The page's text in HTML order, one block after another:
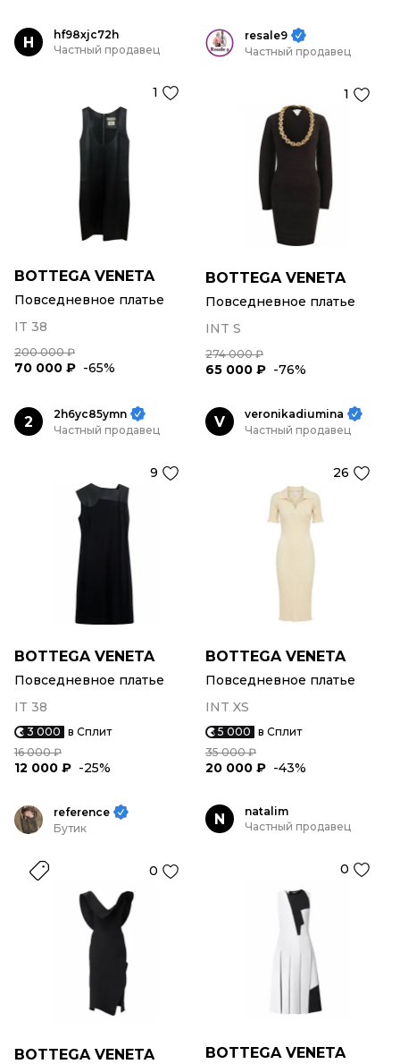
H
hf98xjc72h
Частный продавец
1
BOTTEGA VENETA
Повседневное платье
IT 38
200 000 ₽
70 000 ₽ -65%
resale9
Частный продавец
1
BOTTEGA VENETA
Повседневное платье
INT S
274 000 ₽
65 000 ₽ -76%
2
2h6yc85ymn
Частный продавец
9
BOTTEGA VENETA
Повседневное платье
IT 38
3 000 в Сплит
16 000 ₽
12 000 ₽ -25%
V
veronikadiumina
Частный продавец
26
BOTTEGA VENETA
Повседневное платье
INT XS
5 000 в Сплит
35 000 ₽
20 000 ₽ -43%
reference
Бутик
0
BOTTEGA VENETA
N
natalim
Частный продавец
0
BOTTEGA VENETA